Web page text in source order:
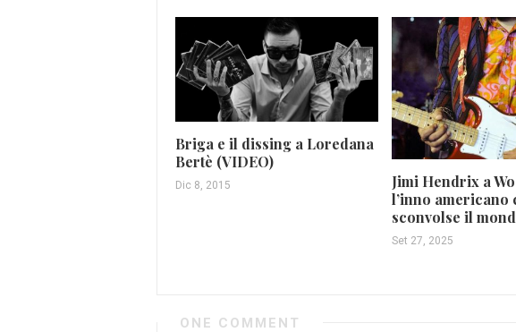
Briga e il dissing a Loredana
Bertè (VIDEO)
Dic 8, 2015
Jimi Hendrix a
l’inno americano
sconvolse il
Set 27, 2025
ONE COMMENT